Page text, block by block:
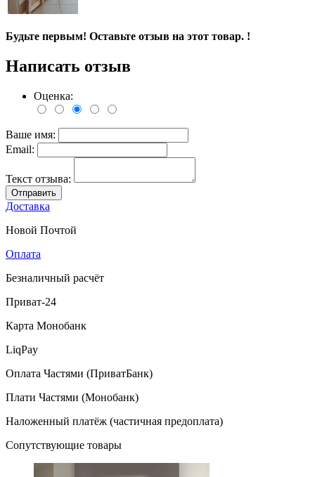
Будьте первым! Оставьте отзыв на этот товар. !
Написать отзыв
Оценка:
Ваше имя:
Email:
Текст отзыва:
Отправить
Доставка
Новой Почтой
Оплата
Безналичный расчёт
Приват-24
Карта Монобанк
LiqPay
Оплата Частями (ПриватБанк)
Плати Частями (Монобанк)
Наложенный платёж (частичная предоплата)
Сопутствующие товары